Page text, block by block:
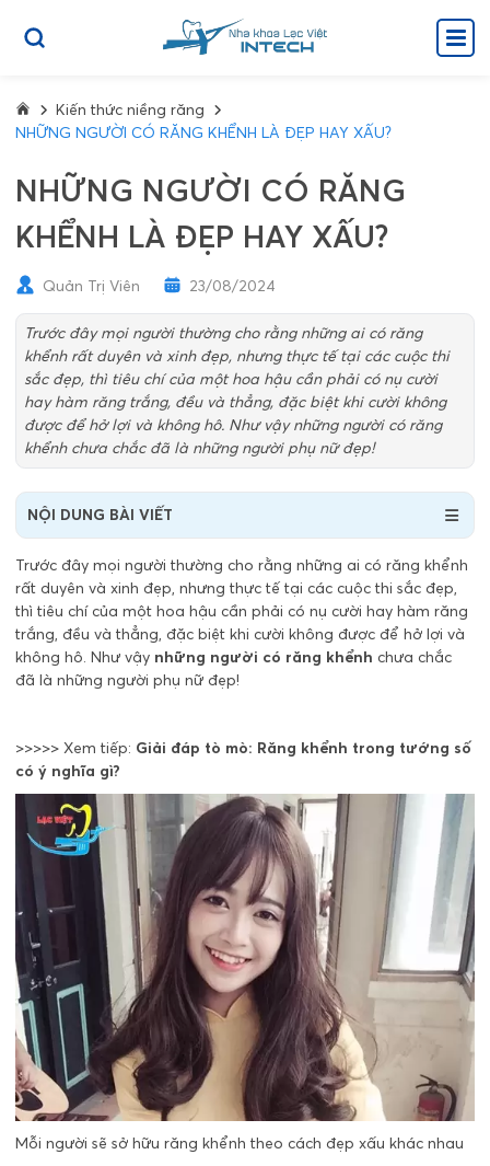
Kiến thức niềng răng
NHỮNG NGƯỜI CÓ RĂNG KHỂNH LÀ ĐẸP HAY XẤU?
NHỮNG NGƯỜI CÓ RĂNG
KHỂNH LÀ ĐẸP HAY XẤU?
Quản Trị Viên 23/08/2024
Trước đây mọi người thường cho rằng những ai có răng
khểnh rất duyên và xinh đẹp, nhưng thực tế tại các cuộc thi
sắc đẹp, thì tiêu chí của một hoa hậu cần phải có nụ cười
hay hàm răng trắng, đều và thẳng, đặc biệt khi cười không
được để hở lợi và không hô. Như vậy những người có răng
khểnh chưa chắc đã là những người phụ nữ đẹp!
NỘI DUNG BÀI VIẾT
Trước đây mọi người thường cho rằng những ai có răng khểnh
rất duyên và xinh đẹp, nhưng thực tế tại các cuộc thi sắc đẹp,
thì tiêu chí của một hoa hậu cần phải có nụ cười hay hàm răng
trắng, đều và thẳng, đặc biệt khi cười không được để hở lợi và
không hô. Như vậy những người có răng khểnh chưa chắc
đã là những người phụ nữ đẹp!
>>>>> Xem tiếp: Giải đáp tò mò: Răng khểnh trong tướng số
có ý nghĩa gì?
Mỗi người sẽ sở hữu răng khểnh theo cách đẹp xấu khác nhau